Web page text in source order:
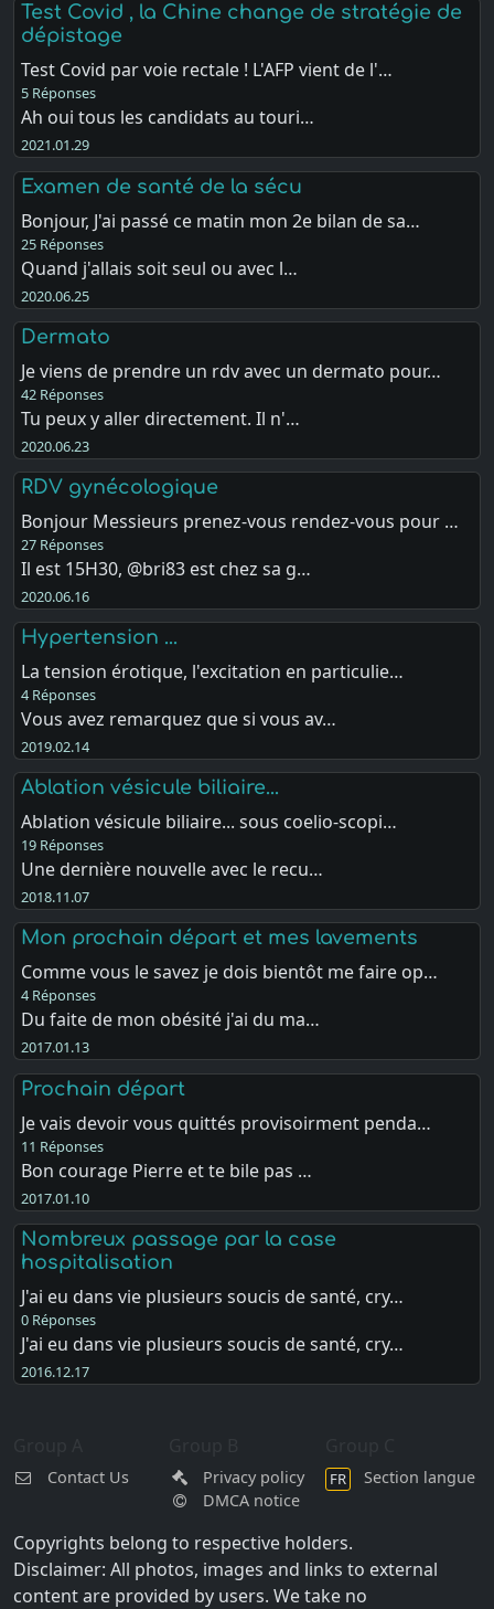
Test Covid , la Chine change de stratégie de
dépistage
Test Covid par voie rectale ! L'AFP vient de l'…
5 Réponses
Ah oui tous les candidats au touri…
2021.01.29
Examen de santé de la sécu
Bonjour, J'ai passé ce matin mon 2e bilan de sa…
25 Réponses
Quand j'allais soit seul ou avec l…
2020.06.25
Dermato
Je viens de prendre un rdv avec un dermato pour…
42 Réponses
Tu peux y aller directement. Il n'…
2020.06.23
RDV gynécologique
Bonjour Messieurs prenez-vous rendez-vous pour …
27 Réponses
Il est 15H30, @bri83 est chez sa g…
2020.06.16
Hypertension ...
La tension érotique, l'excitation en particulie…
4 Réponses
Vous avez remarquez que si vous av…
2019.02.14
Ablation vésicule biliaire...
Ablation vésicule biliaire... sous coelio-scopi…
19 Réponses
Une dernière nouvelle avec le recu…
2018.11.07
Mon prochain départ et mes lavements
Comme vous le savez je dois bientôt me faire op…
4 Réponses
Du faite de mon obésité j'ai du ma…
2017.01.13
Prochain départ
Je vais devoir vous quittés provisoirment penda…
11 Réponses
Bon courage Pierre et te bile pas …
2017.01.10
Nombreux passage par la case
hospitalisation
J'ai eu dans vie plusieurs soucis de santé, cry…
0 Réponses
J'ai eu dans vie plusieurs soucis de santé, cry…
2016.12.17
Contact Us
Privacy policy
DMCA notice
FR Section langue
Copyrights belong to respective holders.
Disclaimer: All photos, images and links to external
content are provided by users. We take no